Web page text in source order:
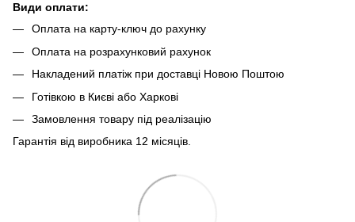
Види оплати:
Оплата на карту-ключ до рахунку
Оплата на розрахунковий рахунок
Накладений платіж при доставці Новою Поштою
Готівкою в Києві або Харкові
Замовлення товару під реалізацію
Гарантія від виробника 12 місяців.